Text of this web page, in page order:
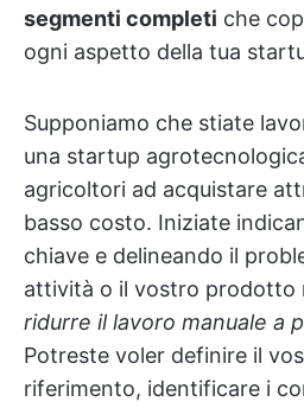
segmenti completi che
ogni aspetto della tua
Supponiamo che stiate
una startup
agricoltori ad acquistare
basso costo. Iniziate
chiave e delineando il
attività o il vostro prodotto
ridurre il lavoro manuale a
Potreste voler definire il
riferimento, identificare i